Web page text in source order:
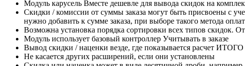
Модуль карусель Вместе дешевле для вывода скидок на
Скидки / комиссии от суммы заказа могут быть присвоены с
нужно добавить к сумме заказа, при выборе такого метода
Возможна установка порядка сортировки всех типов скидок.
Модуль использует базовый контроллер Учитывать в заказе
Вывод скидки / наценки везде, где показывается расчет
Не касается других расширений, если они установлены